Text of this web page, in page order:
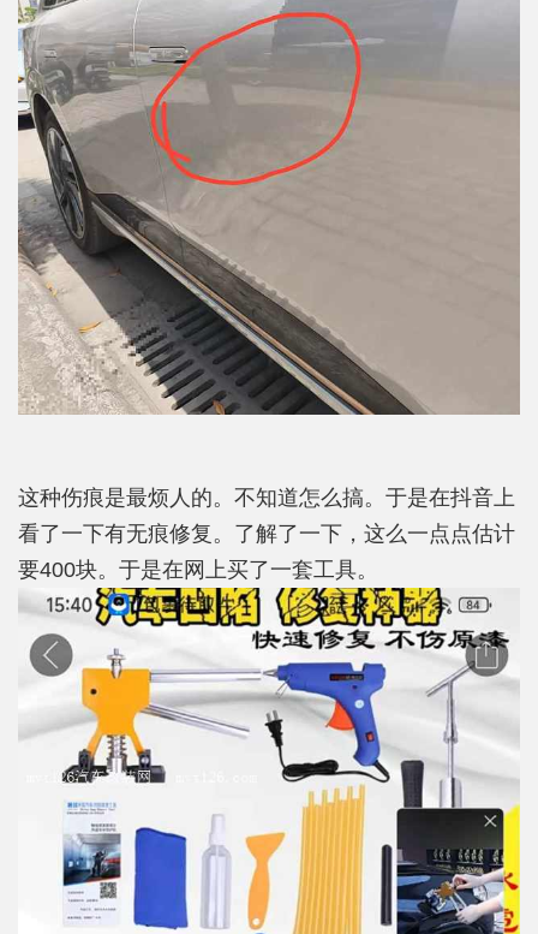
这种伤痕是最烦人的。不知道怎么搞。于是在抖音上
看了一下有无痕修复。了解了一下，这么一点点估计
要400块。于是在网上买了一套工具。